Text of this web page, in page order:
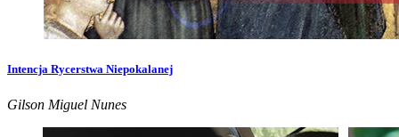
Intencja Rycerstwa Niepokalanej
Gilson Miguel Nunes